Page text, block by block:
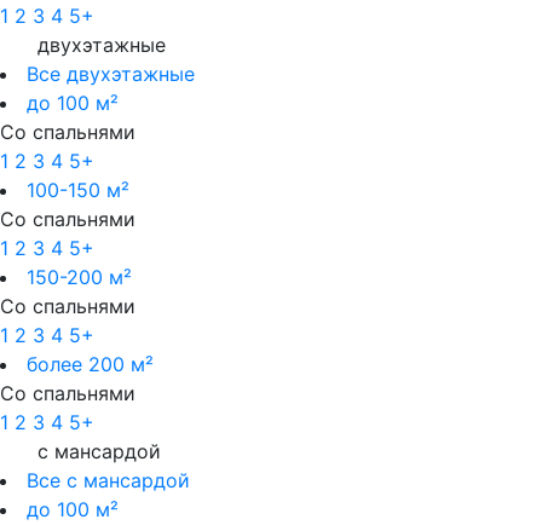
1 2 3 4 5+
двухэтажные
Все двухэтажные
до 100 м²
Со спальнями
1 2 3 4 5+
100-150 м²
Со спальнями
1 2 3 4 5+
150-200 м²
Со спальнями
1 2 3 4 5+
более 200 м²
Со спальнями
1 2 3 4 5+
с мансардой
Все с мансардой
до 100 м²